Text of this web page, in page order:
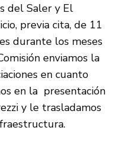
del Saler y El
previa cita, de 11
durante los meses
enviamos la
en cuanto
en la presentación
y le trasladamos